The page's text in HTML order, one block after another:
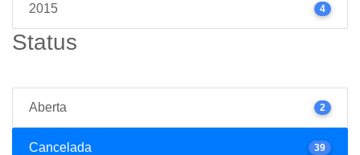
2015 4
Status
Aberta 2
Cancelada 39